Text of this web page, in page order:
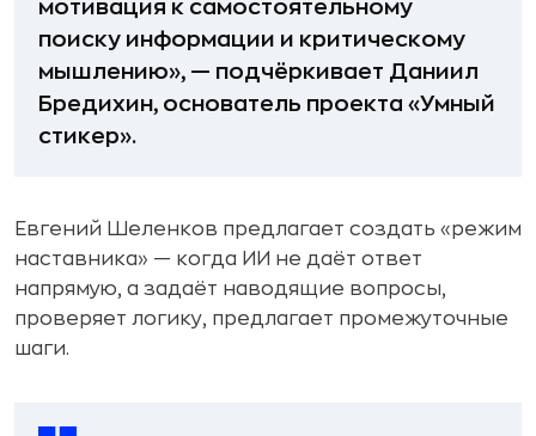
мотивация к самостоятельному
поиску информации и критическому
мышлению», — подчёркивает Даниил
Бредихин, основатель проекта «Умный
стикер».
Евгений Шеленков предлагает создать «режим
наставника» — когда ИИ не даёт ответ
напрямую, а задаёт наводящие вопросы,
проверяет логику, предлагает промежуточные
шаги.